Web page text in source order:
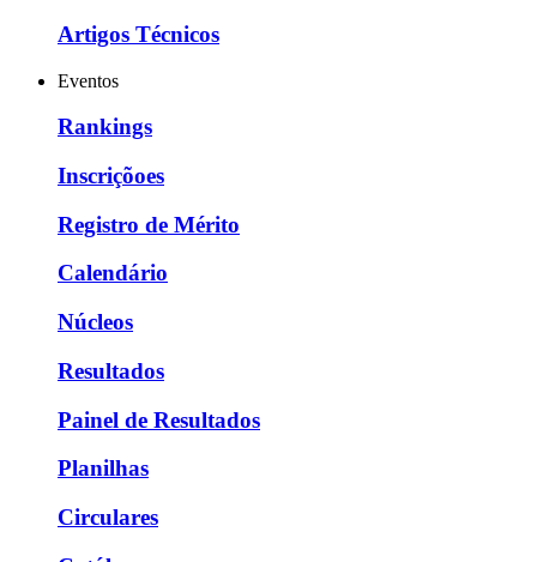
Artigos Técnicos
Eventos
Rankings
Inscriçõoes
Registro de Mérito
Calendário
Núcleos
Resultados
Painel de Resultados
Planilhas
Circulares